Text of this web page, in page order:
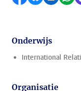
Onderwijs
International
Organisatie